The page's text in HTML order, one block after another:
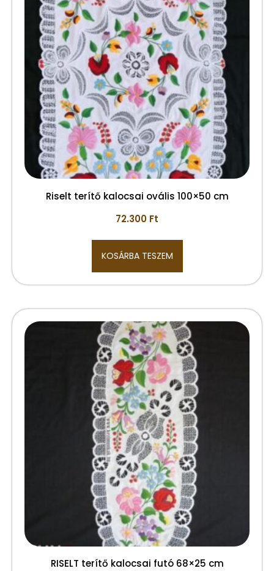
Riselt terítő kalocsai ovális 100×50 cm
72.300 Ft
KOSÁRBA TESZEM
RISELT terítő kalocsai futó 68×25 cm